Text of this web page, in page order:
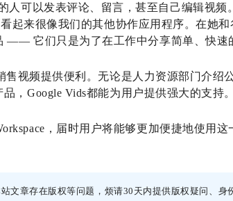
人可以发表评论、留言，甚至自己编辑视频
起来很像我们的其他协作应用程序。在她
—— 它们只是为了在工作中分享简单、快速
售视频提供便利。无论是人力资源部门介绍
，Google Vids都能为用户提供强大的支持。
，届时用户将能够更加便捷地使用
文章存在版权等问题，烦请30天内提供版权疑问、身